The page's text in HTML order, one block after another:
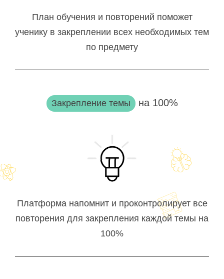
План обучения и повторений поможет
ученику в закреплении всех необходимых тем
по предмету
Закрепление темы на 100%
Платформа напомнит и проконтролирует все
повторения для закрепления каждой темы на
100%